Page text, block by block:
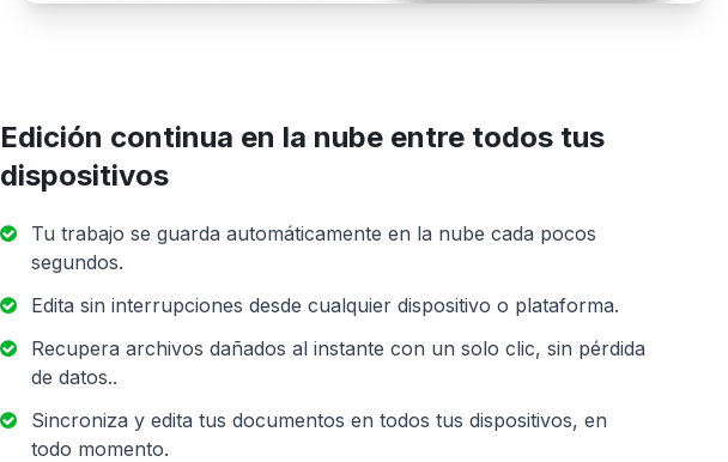
Edición continua en la nube entre todos tus
dispositivos
Tu trabajo se guarda automáticamente en la nube cada pocos
segundos.
Edita sin interrupciones desde cualquier dispositivo o plataforma.
Recupera archivos dañados al instante con un solo clic, sin pérdida
de datos..
Sincroniza y edita tus documentos en todos tus dispositivos, en
todo momento.